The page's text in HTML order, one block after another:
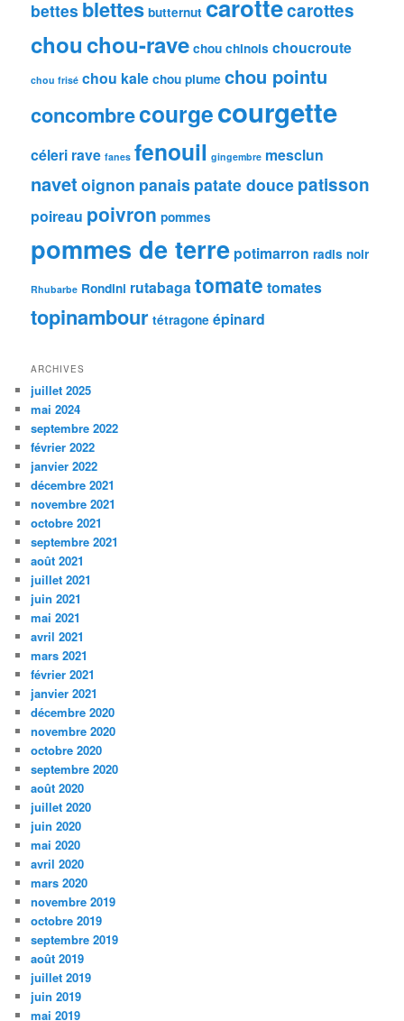
bettes blettes butternut carottecarottes
chouchou-rave chou chinois choucroute
chou frisé chou kale chou plume chou pointu
concombrecourgecourgette
céleri rave fanes fenouil gingembre mesclun
navet oignon panais patate douce patisson
poireau poivron pommes
pommes de terre potimarron radis noir
Rhubarbe Rondini rutabagatomate tomates
topinambour tétragone épinard
ARCHIVES
juillet 2025
mai 2024
septembre 2022
février 2022
janvier 2022
décembre 2021
novembre 2021
octobre 2021
septembre 2021
août 2021
juillet 2021
juin 2021
mai 2021
avril 2021
mars 2021
février 2021
janvier 2021
décembre 2020
novembre 2020
octobre 2020
septembre 2020
août 2020
juillet 2020
juin 2020
mai 2020
avril 2020
mars 2020
novembre 2019
octobre 2019
septembre 2019
août 2019
juillet 2019
juin 2019
mai 2019